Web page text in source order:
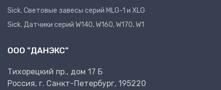
Sick. Световые завесы серий MLG-1 и XLG
Sick. Датчики серий W140, W160, W170, W1
ООО "ДАНЭКС"
Тихорецкий пр., дом 17 Б
Россия, г. Санкт-Петербург, 195220